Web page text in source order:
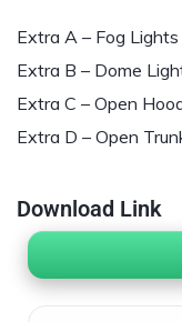
Extra A – Fog Lights
Extra B – Dome
Extra C – Open
Extra D – Open
Download Link